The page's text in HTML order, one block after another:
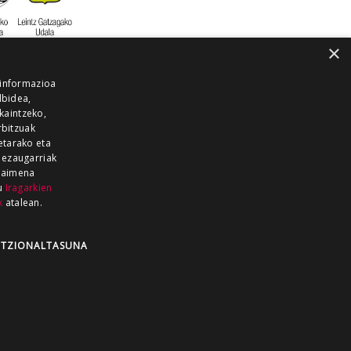
GUKA
GUKA ZUMAIA GUKA
×
eta
Iragarkien
atalean.